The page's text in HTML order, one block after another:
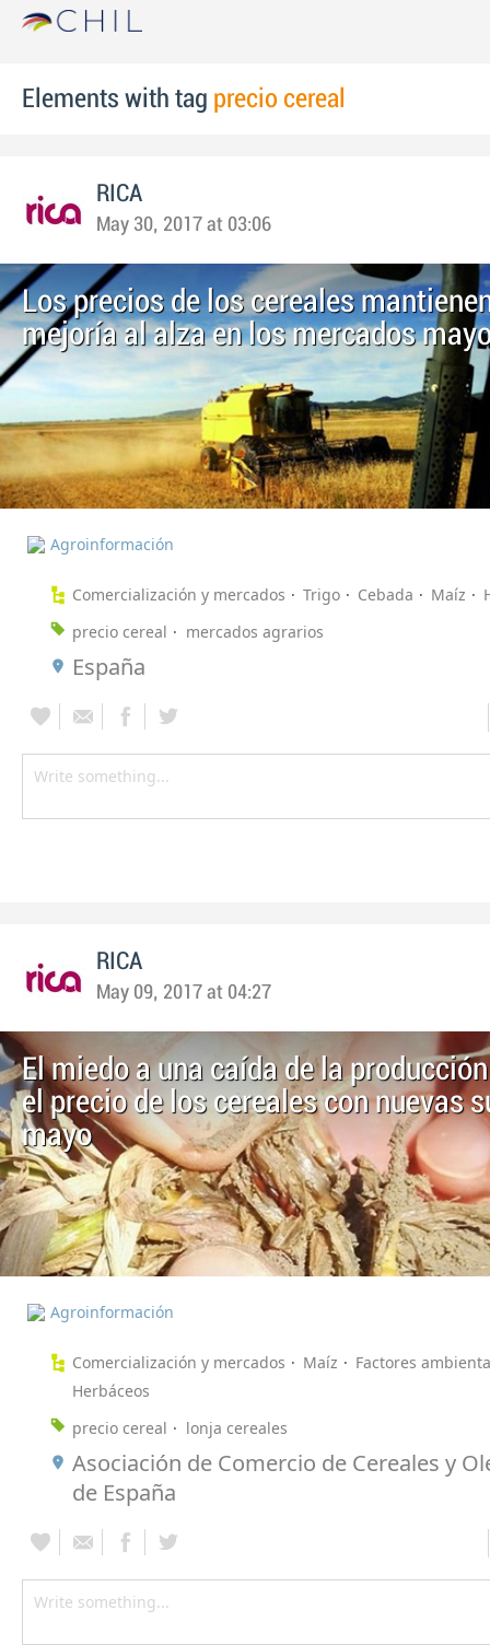
Elements with tag precio cereal
RICA
May 30, 2017 at 03:06
Los precios de los cereales
mejoría al alza en los mercados
Agroinformación
Comercialización y mercados Trigo Cebada Maíz
precio cereal
mercados agrarios
España
RICA
May 09, 2017 at 04:27
El miedo a una caída de la
el precio de los cereales con nuevas
mayo
Agroinformación
Comercialización y mercados Maíz
Factores
Herbáceos
precio cereal
lonja cereales
Asociación de Comercio de Cereales y
de España